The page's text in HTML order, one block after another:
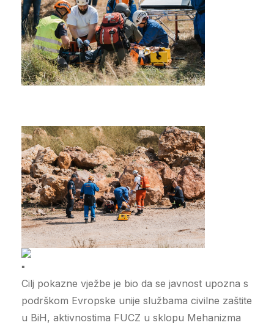
Cilj pokazne vježbe je bio da se javnost upozna s
podrškom Evropske unije službama civilne zaštite
u BiH, aktivnostima FUCZ u sklopu Mehanizma